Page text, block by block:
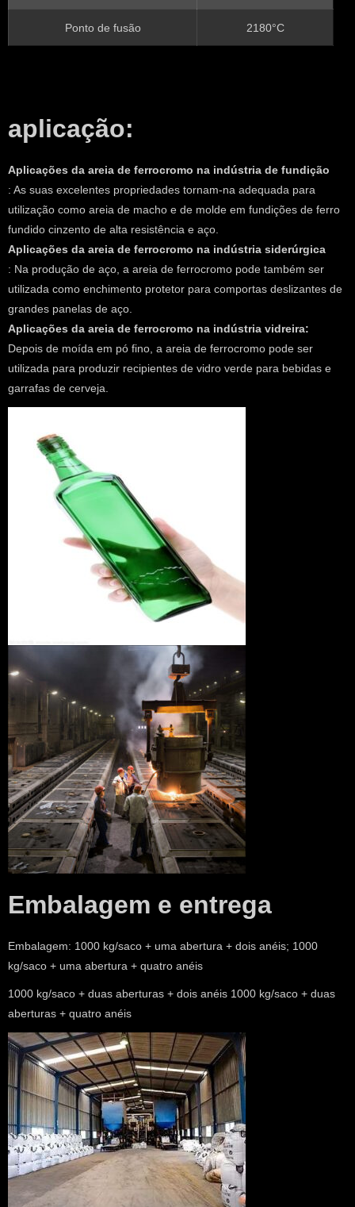
Ponto de fusão 2180°C
aplicação:
Aplicações da areia de ferrocromo na indústria de fundição
: As suas excelentes propriedades tornam-na adequada para
utilização como areia de macho e de molde em fundições de ferro
fundido cinzento de alta resistência e aço.
Aplicações da areia de ferrocromo na indústria siderúrgica
: Na produção de aço, a areia de ferrocromo pode também ser
utilizada como enchimento protetor para comportas deslizantes de
grandes panelas de aço.
Aplicações da areia de ferrocromo na indústria vidreira:
Depois de moída em pó fino, a areia de ferrocromo pode ser
utilizada para produzir recipientes de vidro verde para bebidas e
garrafas de cerveja.
Embalagem e entrega
Embalagem: 1000 kg/saco + uma abertura + dois anéis; 1000
kg/saco + uma abertura + quatro anéis
1000 kg/saco + duas aberturas + dois anéis 1000 kg/saco + duas
aberturas + quatro anéis